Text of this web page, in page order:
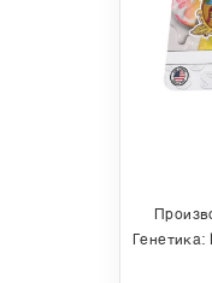
Генетика: